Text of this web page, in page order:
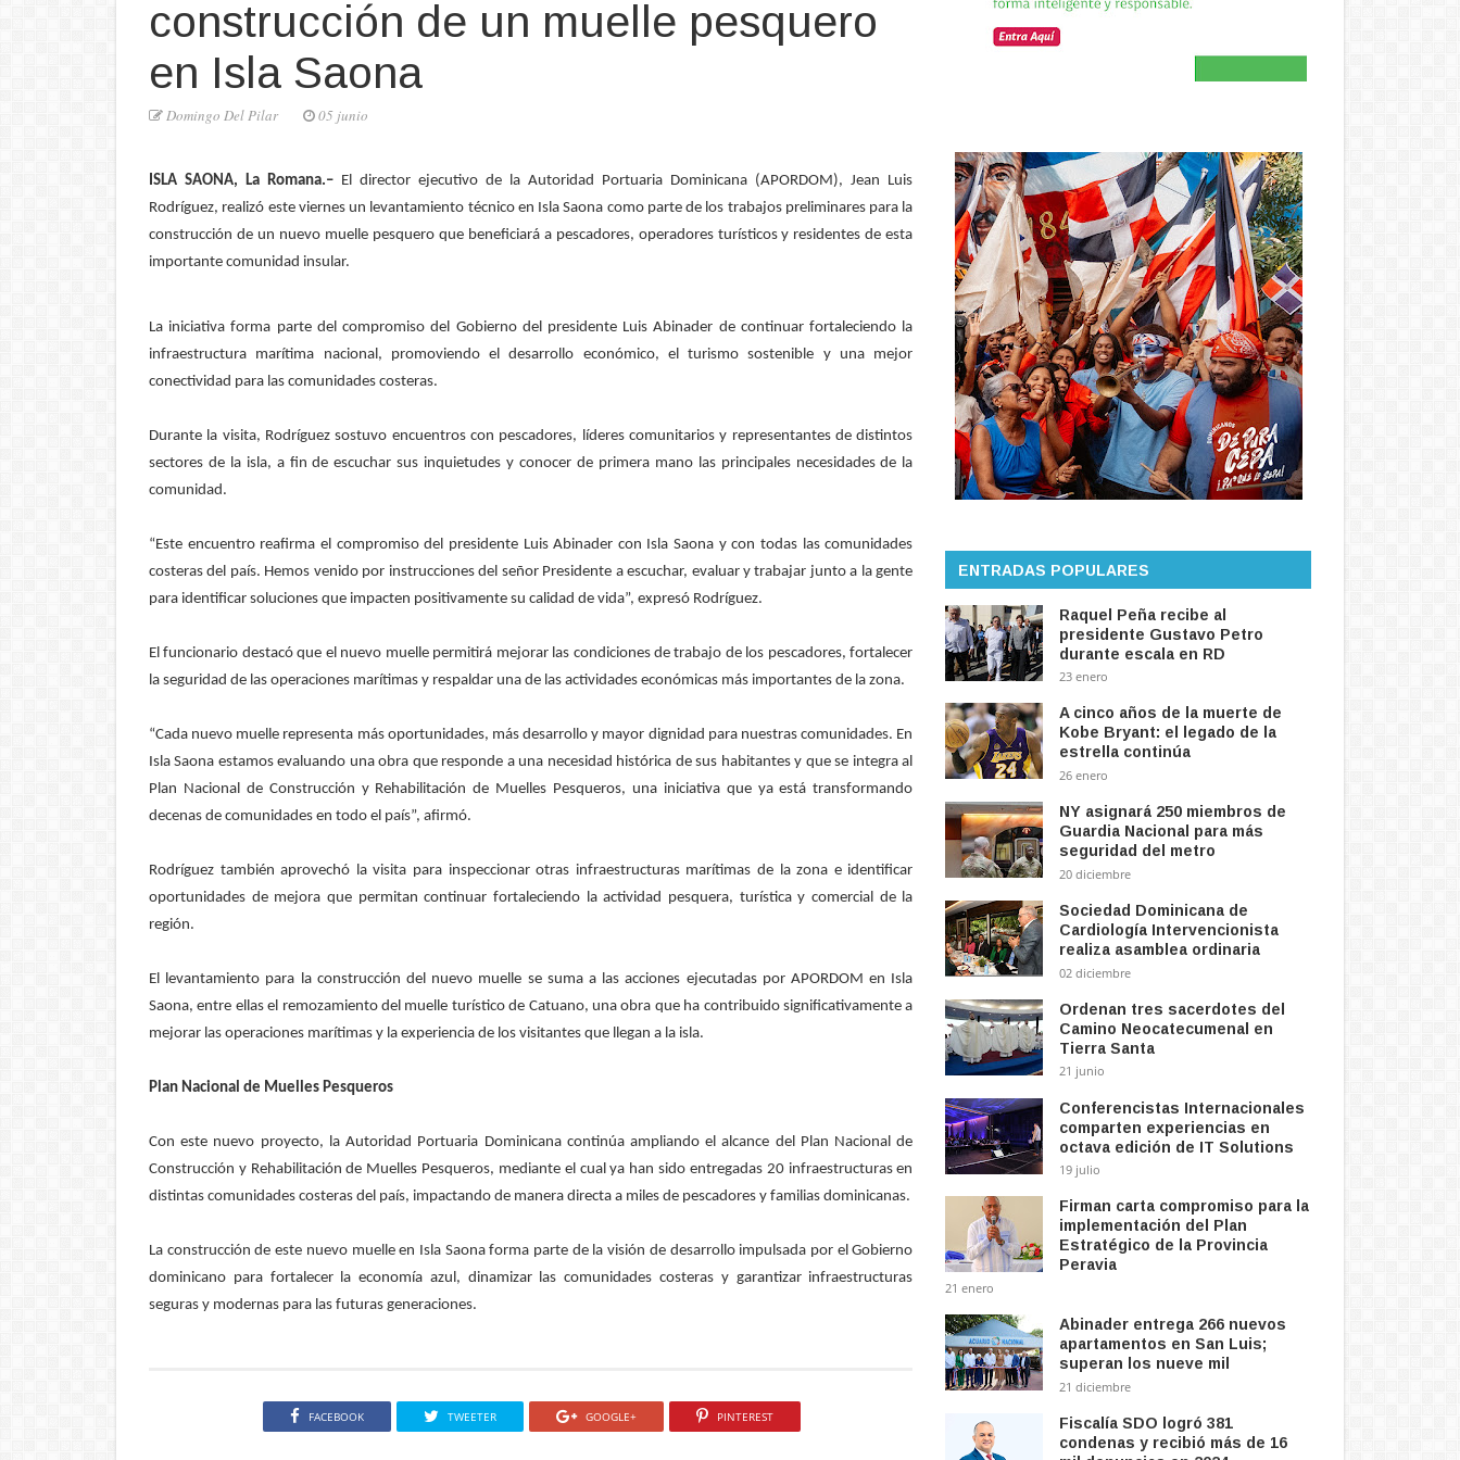
construcción de un muelle pesquero
en Isla Saona
Domingo Del Pilar 05 junio
ISLA SAONA, La Romana.– El director ejecutivo de la Autoridad Portuaria Dominicana (APORDOM), Jean Luis
Rodríguez, realizó este viernes un levantamiento técnico en Isla Saona como parte de los trabajos preliminares para la
construcción de un nuevo muelle pesquero que beneficiará a pescadores, operadores turísticos y residentes de esta
importante comunidad insular.
La iniciativa forma parte del compromiso del Gobierno del presidente Luis Abinader de continuar fortaleciendo la
infraestructura marítima nacional, promoviendo el desarrollo económico, el turismo sostenible y una mejor
conectividad para las comunidades costeras.
Durante la visita, Rodríguez sostuvo encuentros con pescadores, líderes comunitarios y representantes de distintos
sectores de la isla, a fin de escuchar sus inquietudes y conocer de primera mano las principales necesidades de la
comunidad.
“Este encuentro reafirma el compromiso del presidente Luis Abinader con Isla Saona y con todas las comunidades
costeras del país. Hemos venido por instrucciones del señor Presidente a escuchar, evaluar y trabajar junto a la gente
para identificar soluciones que impacten positivamente su calidad de vida”, expresó Rodríguez.
El funcionario destacó que el nuevo muelle permitirá mejorar las condiciones de trabajo de los pescadores, fortalecer
la seguridad de las operaciones marítimas y respaldar una de las actividades económicas más importantes de la zona.
“Cada nuevo muelle representa más oportunidades, más desarrollo y mayor dignidad para nuestras comunidades. En
Isla Saona estamos evaluando una obra que responde a una necesidad histórica de sus habitantes y que se integra al
Plan Nacional de Construcción y Rehabilitación de Muelles Pesqueros, una iniciativa que ya está transformando
decenas de comunidades en todo el país”, afirmó.
Rodríguez también aprovechó la visita para inspeccionar otras infraestructuras marítimas de la zona e identificar
oportunidades de mejora que permitan continuar fortaleciendo la actividad pesquera, turística y comercial de la
región.
El levantamiento para la construcción del nuevo muelle se suma a las acciones ejecutadas por APORDOM en Isla
Saona, entre ellas el remozamiento del muelle turístico de Catuano, una obra que ha contribuido significativamente a
mejorar las operaciones marítimas y la experiencia de los visitantes que llegan a la isla.
Plan Nacional de Muelles Pesqueros
Con este nuevo proyecto, la Autoridad Portuaria Dominicana continúa ampliando el alcance del Plan Nacional de
Construcción y Rehabilitación de Muelles Pesqueros, mediante el cual ya han sido entregadas 20 infraestructuras en
distintas comunidades costeras del país, impactando de manera directa a miles de pescadores y familias dominicanas.
La construcción de este nuevo muelle en Isla Saona forma parte de la visión de desarrollo impulsada por el Gobierno
dominicano para fortalecer la economía azul, dinamizar las comunidades costeras y garantizar infraestructuras
seguras y modernas para las futuras generaciones.
FACEBOOK TWEETER GOOGLE+ PINTEREST
ENTRADAS POPULARES
Raquel Peña recibe al
presidente Gustavo Petro
durante escala en RD
23 enero
A cinco años de la muerte de
Kobe Bryant: el legado de la
estrella continúa
26 enero
NY asignará 250 miembros de
Guardia Nacional para más
seguridad del metro
20 diciembre
Sociedad Dominicana de
Cardiología Intervencionista
realiza asamblea ordinaria
02 diciembre
Ordenan tres sacerdotes del
Camino Neocatecumenal en
Tierra Santa
21 junio
Conferencistas Internacionales
comparten experiencias en
octava edición de IT Solutions
19 julio
Firman carta compromiso para la
implementación del Plan
Estratégico de la Provincia
Peravia
21 enero
Abinader entrega 266 nuevos
apartamentos en San Luis;
superan los nueve mil
21 diciembre
Fiscalía SDO logró 381
condenas y recibió más de 16